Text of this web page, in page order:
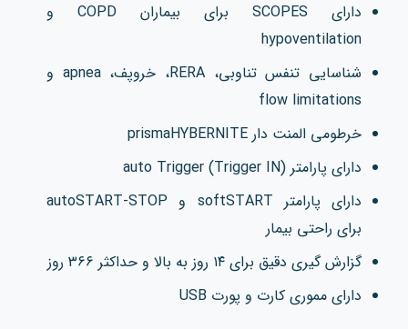
دارای SCOPES برای بیماران COPD و
hypoventilation
شناسایی تنفس تناوبی، RERA، خروپف، apnea و
flow limitations
خرطومی المنت دار prismaHYBERNITE
دارای پارامتر (auto Trigger (Trigger IN
دارای پارامتر softSTART و autoSTART-STOP
برای راحتی بیمار
گزارش گیری دقیق برای ۱۴ روز به بالا و حداکثر ۳۶۶ روز
دارای مموری کارت و پورت USB